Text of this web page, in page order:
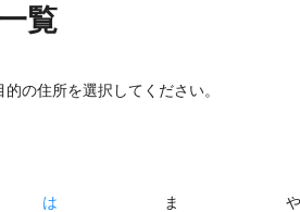
覧
の住所を選択してください。
は ま